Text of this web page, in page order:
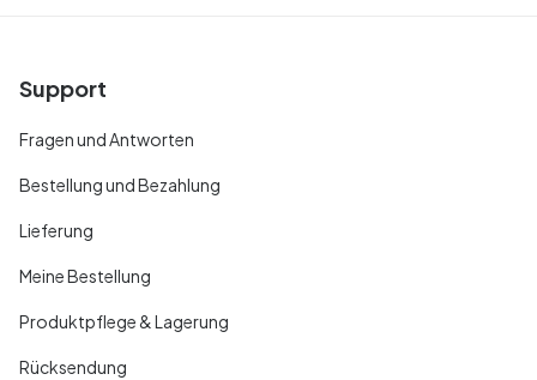
Support
Fragen und Antworten
Bestellung und Bezahlung
Lieferung
Meine Bestellung
Produktpflege & Lagerung
Rücksendung